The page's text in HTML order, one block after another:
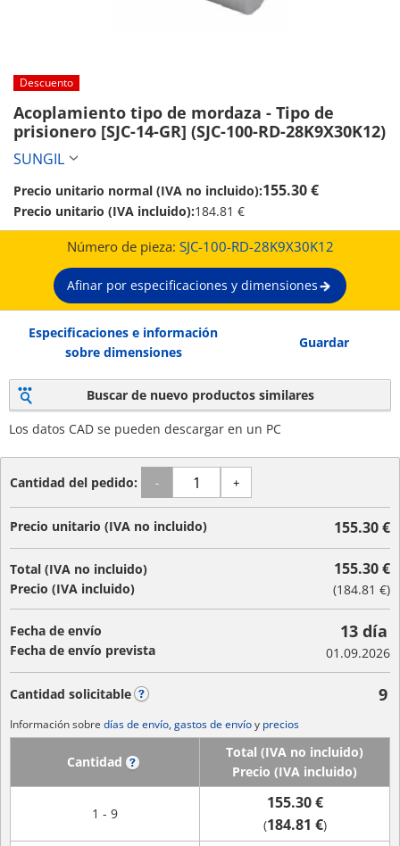
Descuento
Acoplamiento tipo de mordaza - Tipo de
prisionero [SJC-14-GR] (SJC-100-RD-28K9X30K12)
SUNGIL
Precio unitario normal (IVA no incluido):155.30 €
Precio unitario (IVA incluido):184.81 €
Número de pieza: SJC-100-RD-28K9X30K12
Afinar por especificaciones y dimensiones
Especificaciones e información
sobre dimensiones
Guardar
Buscar de nuevo productos similares
Los datos CAD se pueden descargar en un PC
Cantidad del pedido: - +
Precio unitario (IVA no incluido) 155.30 €
Total (IVA no incluido)
Precio (IVA incluido)
155.30 €
(184.81 €)
Fecha de envío
Fecha de envío prevista
13 día
01.09.2026
Cantidad solicitable 9
Información sobre días de envío, gastos de envíoy precios
Cantidad
Total (IVA no incluido)
Precio (IVA incluido)
1 - 9
155.30 €
(184.81 €)